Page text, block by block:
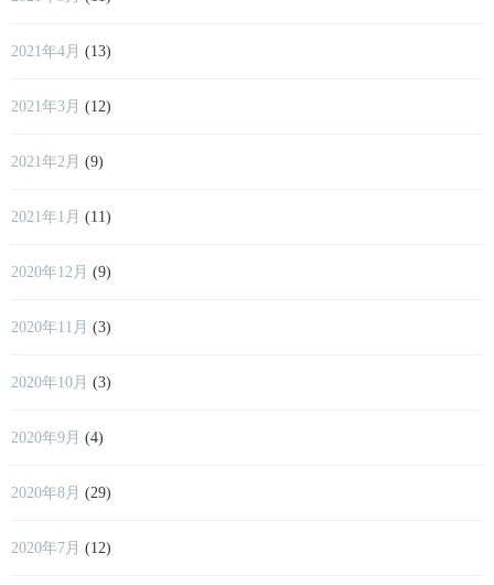
2021年4月 (13)
2021年3月 (12)
2021年2月 (9)
2021年1月 (11)
2020年12月 (9)
2020年11月 (3)
2020年10月 (3)
2020年9月 (4)
2020年8月 (29)
2020年7月 (12)